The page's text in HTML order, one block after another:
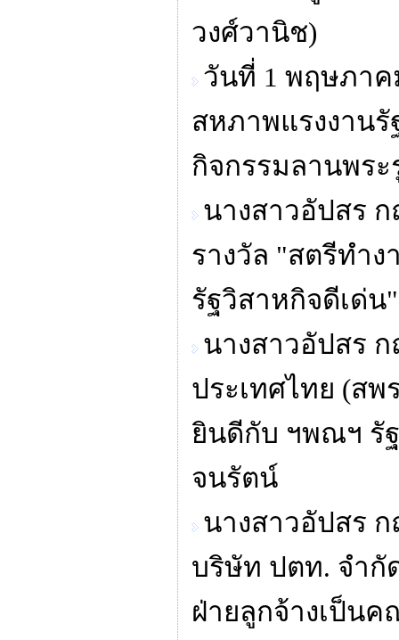
วงศ์วานิช)
วันที่ 1 พฤษภาค
สหภาพแรงงาน
กิจกรรมลานพร
นางสาวอัปสร
รางวัล "สตรีทำ
รัฐวิสาหกิจดีเด่น"
นางสาวอัปสร
ประเทศไทย (ส
ยินดีกับ ฯพณฯ รั
จนรัตน์
นางสาวอัปสร
บริษัท ปตท. จำกั
ฝ่ายลูกจ้างเป็น